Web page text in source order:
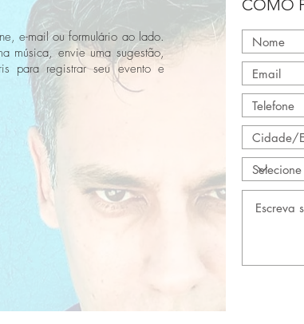
COMO
e-mail ou formulário ao lado.
música, envie uma sugestão,
para registrar seu evento e